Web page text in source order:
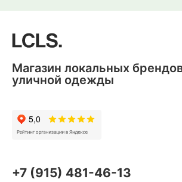
+7 (915) 481-46-13
Магазин локальных
уличной одежды